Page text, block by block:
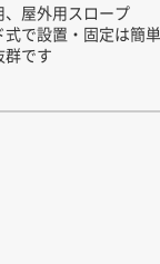
、屋外用スロープ
式で設置・固定は簡
群です